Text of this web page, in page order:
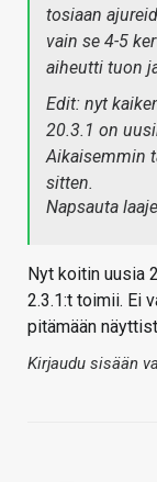
tosiaan
vain se 4-5
aiheutti tuon
Edit: nyt
20.3.1 on
Aikaisemmin
sitten.
Napsauta
Nyt koitin uusia
2.3.1:t toimii. Ei
pitämään
Kirjaudu sisään